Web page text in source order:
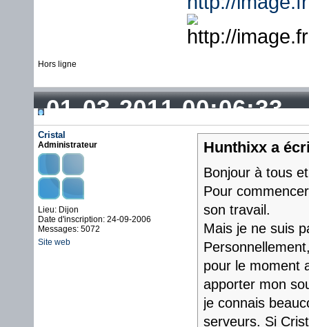
Hors ligne
01-03-2011 00:06:33
Cristal
Administrateur
Lieu: Dijon
Date d'inscription: 24-09-2006
Messages: 5072
Site web
Hunthixx a
Bonjour à tous
Pour
son travail.
Mais je ne suis
pour le moment
apporter mon
je connais
serveurs. Si